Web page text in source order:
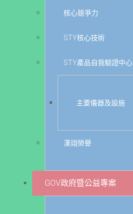
核心競爭力
STY核心技術
STY產品自我驗證中心
主要儀器及設施
漢翊榮譽
GOV政府暨公益專案